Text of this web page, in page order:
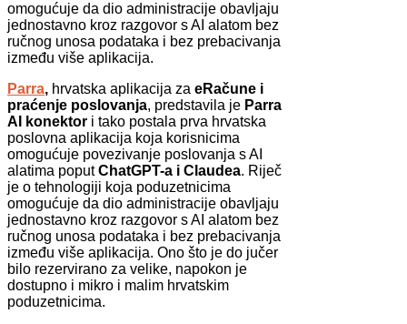
omogućuje da dio administracije obavljaju
jednostavno kroz razgovor s AI alatom bez
ručnog unosa podataka i bez prebacivanja
između više aplikacija.
Parra, hrvatska aplikacija za eRačune i
praćenje poslovanja, predstavila je Parra
AI konektor i tako postala prva hrvatska
poslovna aplikacija koja korisnicima
omogućuje povezivanje poslovanja s AI
alatima poputChatGPT-a i Claudea. Riječ
je o tehnologiji koja poduzetnicima
omogućuje da dio administracije obavljaju
jednostavno kroz razgovor s AI alatom bez
ručnog unosa podataka i bez prebacivanja
između više aplikacija. Ono što je do jučer
bilo rezervirano za velike, napokon je
dostupno i mikro i malim hrvatskim
poduzetnicima.